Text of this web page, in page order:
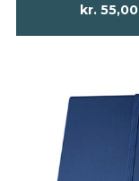
kr.55,00